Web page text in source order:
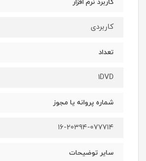
کاربرد نرم افزار
کاربردی
تعداد
1DVD
شماره پروانه یا مجوز
۱۶-۲۰۳۹۴-۰۷۷۷۱۴
سایر توضیحات